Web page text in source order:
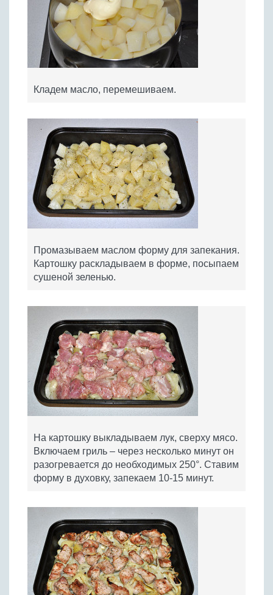
Кладем масло, перемешиваем.
Промазываем маслом форму для запекания.
Картошку раскладываем в форме, посыпаем
сушеной зеленью.
На картошку выкладываем лук, сверху мясо.
Включаем гриль – через несколько минут он
разогревается до необходимых 250°. Ставим
форму в духовку, запекаем 10-15 минут.